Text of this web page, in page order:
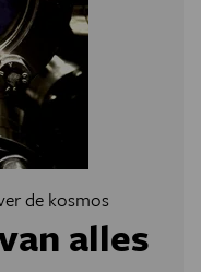
de kosmos
alles